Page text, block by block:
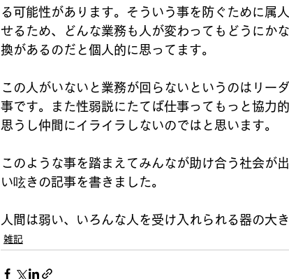
る可能性があります。そういう事を防ぐために属
せるため、どんな業務も人が変わってもどうにか
換があるのだと個人的に思ってます。
この人がいないと業務が回らないというのはリー
事です。また性弱説にたてば仕事ってもっと協力
思うし仲間にイライラしないのではと思います。
このような事を踏まえてみんなが助け合う社会が
い呟きの記事を書きました。
人間は弱い、いろんな人を受け入れられる器の大
雑記